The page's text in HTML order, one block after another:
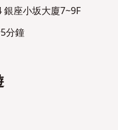
座小坂大廈7~9F
分鐘